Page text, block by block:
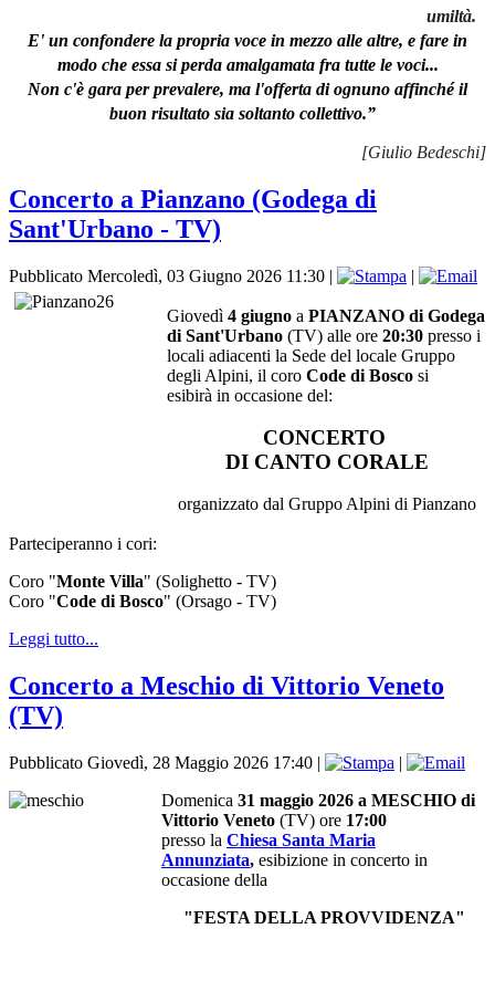
umiltà.
E' un confondere la propria voce in mezzo alle altre, e fare in
modo che essa si perda amalgamata fra tutte le voci...
Non c'è gara per prevalere, ma l'offerta di ognuno affinché il
buon risultato sia soltanto collettivo.”
[Giulio Bedeschi]
Concerto a Pianzano (Godega di
Sant'Urbano - TV)
Pubblicato Mercoledì, 03 Giugno 2026 11:30 | |
Giovedì 4 giugno a PIANZANO di Godega
di Sant'Urbano (TV) alle ore 20:30 presso i
locali adiacenti la Sede del locale Gruppo
degli Alpini, il coro Code di Bosco si
esibirà in occasione del:
CONCERTO
DI CANTO CORALE
organizzato dal Gruppo Alpini di Pianzano
Parteciperanno i cori:
Coro "Monte Villa" (Solighetto - TV)
Coro "Code di Bosco" (Orsago - TV)
Leggi tutto...
Concerto a Meschio di Vittorio Veneto
(TV)
Pubblicato Giovedì, 28 Maggio 2026 17:40 |
|
Domenica 31 maggio 2026 a MESCHIO di
Vittorio Veneto (TV) ore 17:00
presso la Chiesa Santa Maria
Annunziata, esibizione in concerto in
occasione della
"FESTA DELLA PROVVIDENZA"